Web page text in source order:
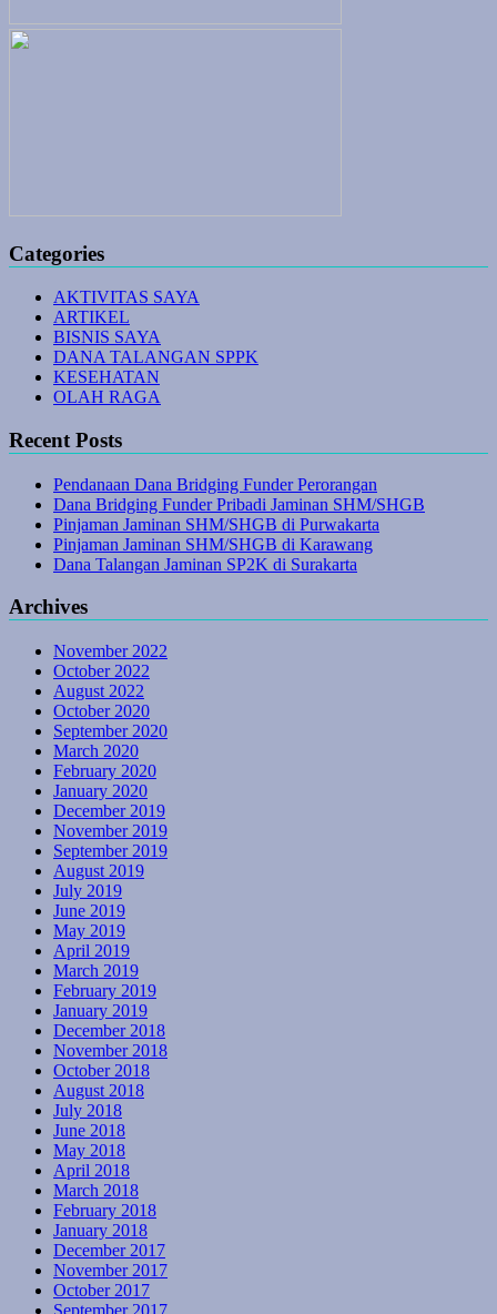
Categories
AKTIVITAS SAYA
ARTIKEL
BISNIS SAYA
DANA TALANGAN SPPK
KESEHATAN
OLAH RAGA
Recent Posts
Pendanaan Dana Bridging Funder Perorangan
Dana Bridging Funder Pribadi Jaminan SHM/SHGB
Pinjaman Jaminan SHM/SHGB di Purwakarta
Pinjaman Jaminan SHM/SHGB di Karawang
Dana Talangan Jaminan SP2K di Surakarta
Archives
November 2022
October 2022
August 2022
October 2020
September 2020
March 2020
February 2020
January 2020
December 2019
November 2019
September 2019
August 2019
July 2019
June 2019
May 2019
April 2019
March 2019
February 2019
January 2019
December 2018
November 2018
October 2018
August 2018
July 2018
June 2018
May 2018
April 2018
March 2018
February 2018
January 2018
December 2017
November 2017
October 2017
September 2017